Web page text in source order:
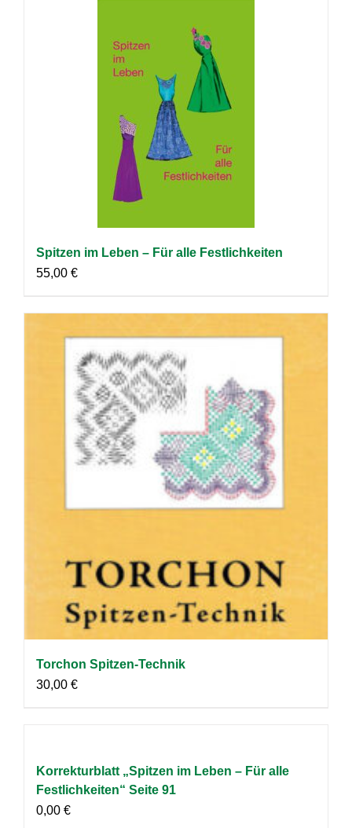
Spitzen im Leben – Für alle Festlichkeiten
55,00 €
Torchon Spitzen-Technik
30,00 €
Korrekturblatt „Spitzen im Leben – Für alle
Festlichkeiten“ Seite 91
0,00 €